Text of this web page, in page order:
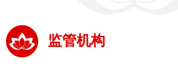
监管机构